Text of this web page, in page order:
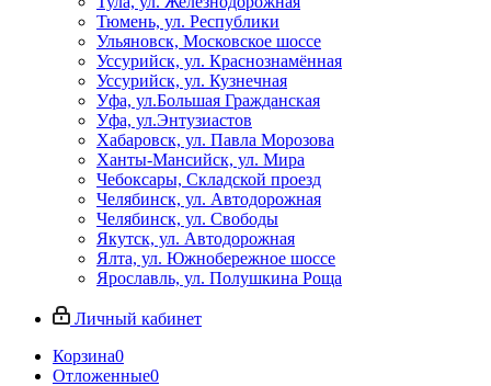
Тюмень, ул. Республики
Ульяновск, Московское шоссе
Уссурийск, ул. Краснознамённая
Уссурийск, ул. Кузнечная
Уфа, ул.Большая Гражданская
Уфа, ул.Энтузиастов
Хабаровск, ул. Павла Морозова
Ханты-Мансийск, ул. Мира
Чебоксары, Складской проезд
Челябинск, ул. Автодорожная
Челябинск, ул. Свободы
Якутск, ул. Автодорожная
Ялта, ул. Южнобережное шоссе
Ярославль, ул. Полушкина Роща
Личный кабинет
Корзина0
Отложенные0